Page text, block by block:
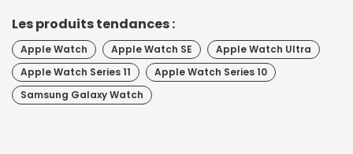
Les produits tendances :
Apple Watch Apple Watch SE
Apple Watch Ultra
Apple Watch Series 11
Apple Watch Series 10
Samsung Galaxy Watch